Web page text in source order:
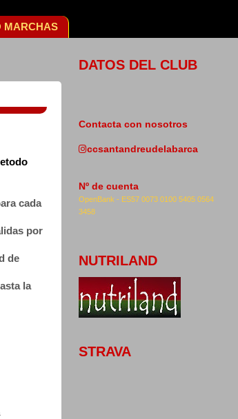
MARCHAS
cada
por
de
la
DATOS DEL CLUB
Contacta con nosotros
ccsantandreudelabarca
Nº de cuenta
OpenBank - ES57 0073 0100 5405 0564
3458
NUTRILAND
STRAVA